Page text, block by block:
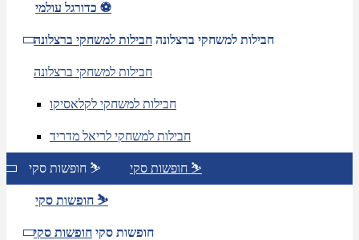
כדורגל עולמי ⚽
חבילות למשחקי ברצלונה חבילות למשחקי ברצלונה
חבילות למשחקי ברצלונה
חבילות למשחקי לקלאסיקו
חבילות למשחקי לריאל מדריד
חופשות סקי ⛷️ חופשות סקי ⛷️
חופשות סקי ⛷️
חופשות סקי חופשות סקי